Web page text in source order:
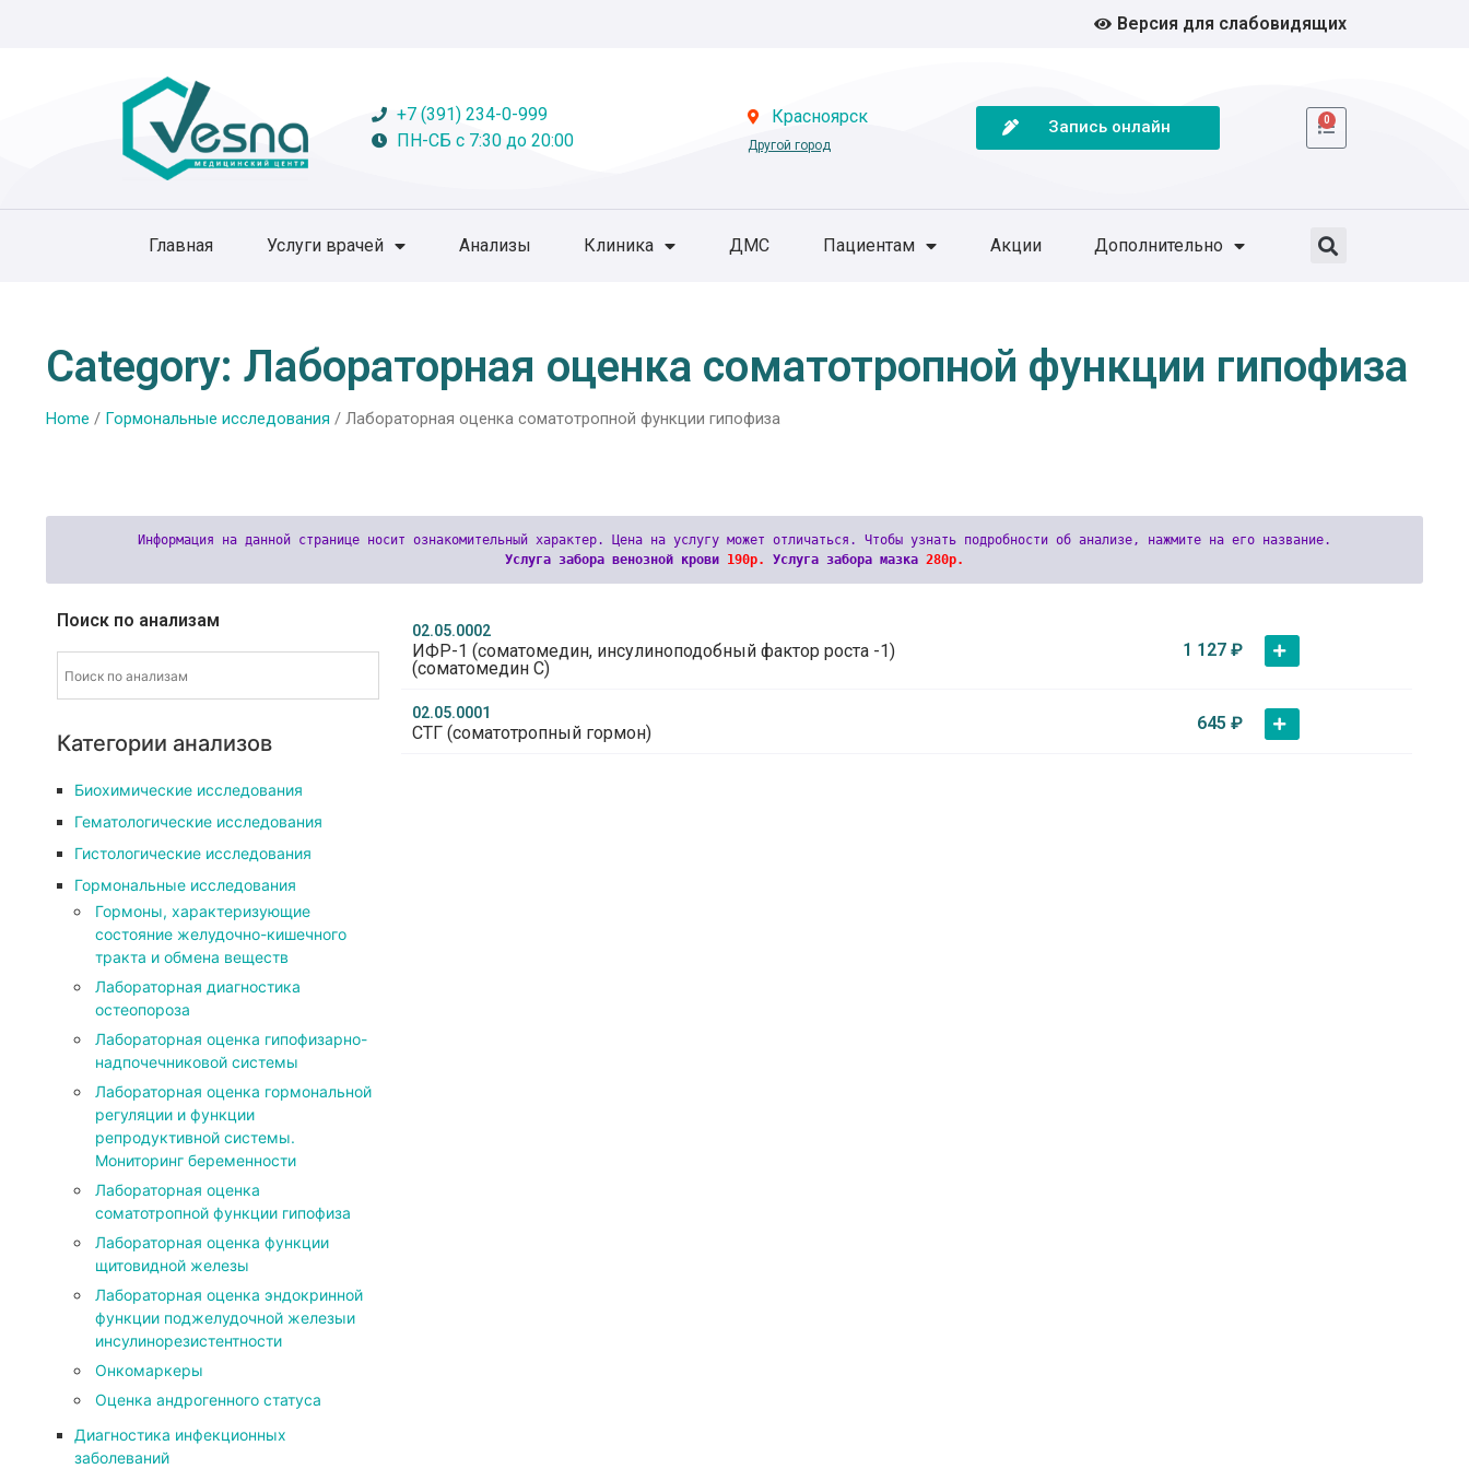
Версия для слабовидящих
+7 (391) 234-0-999
ПН-СБ с 7:30 до 20:00
Красноярск
Другой город
Запись онлайн 0
Главная Услуги врачей Анализы Клиника ДМС Пациентам Акции Дополнительно
Category: Лабораторная оценка соматотропной функции гипофиза
Home / Гормональные исследования / Лабораторная оценка соматотропной функции гипофиза
Услуга забора венозной крови 190р. Услуга забора мазка 280р.
Поиск по анализам
Категории анализов
Биохимические исследования
Гематологические исследования
Гистологические исследования
Гормональные исследования
Гормоны, характеризующие
состояние желудочно-кишечного
тракта и обмена веществ
Лабораторная диагностика
остеопороза
Лабораторная оценка гипофизарно-
надпочечниковой системы
Лабораторная оценка гормональной
регуляции и функции
репродуктивной системы.
Мониторинг беременности
Лабораторная оценка
соматотропной функции гипофиза
Лабораторная оценка функции
щитовидной железы
Лабораторная оценка эндокринной
функции поджелудочной железыи
инсулинорезистентности
Онкомаркеры
Оценка андрогенного статуса
Диагностика инфекционных
заболеваний
02.05.0002
ИФР-1 (соматомедин, инсулиноподобный фактор роста -1)
(соматомедин С)
1 127₽
02.05.0001
СТГ (соматотропный гормон) 645₽